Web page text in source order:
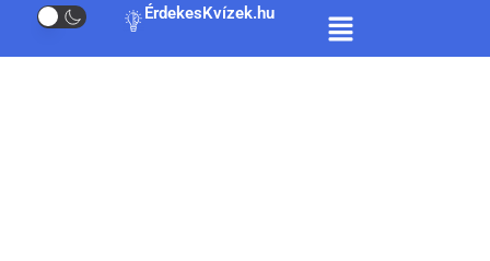
ÉrdekesKvízek.hu